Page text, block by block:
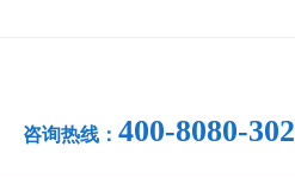
咨询热线： 400-8080-302